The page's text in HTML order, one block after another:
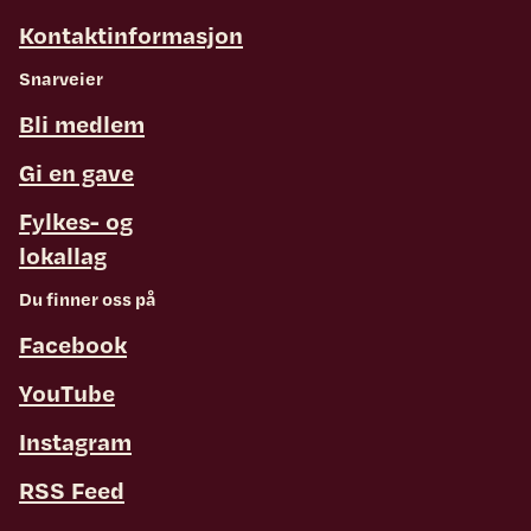
Kontaktinformasjon
Snarveier
Bli medlem
Gi en gave
Fylkes- og
lokallag
Du finner oss på
Facebook
YouTube
Instagram
RSS Feed